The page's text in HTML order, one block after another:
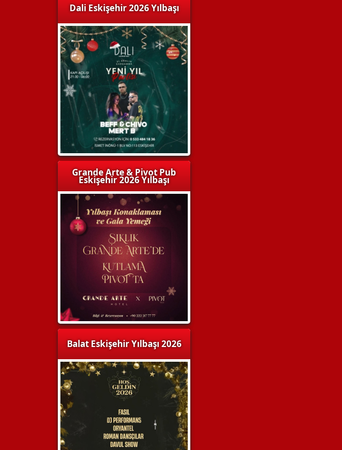
Dali Eskişehir 2026 Yılbaşı
Grande Arte & Pivot Pub
Eskişehir 2026 Yılbaşı
Balat Eskişehir Yılbaşı 2026